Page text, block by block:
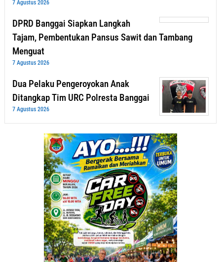
7 Agustus 2026
DPRD Banggai Siapkan Langkah
Tajam, Pembentukan Pansus Sawit dan Tambang
Menguat
7 Agustus 2026
Dua Pelaku Pengeroyokan Anak
Ditangkap Tim URC Polresta Banggai
7 Agustus 2026